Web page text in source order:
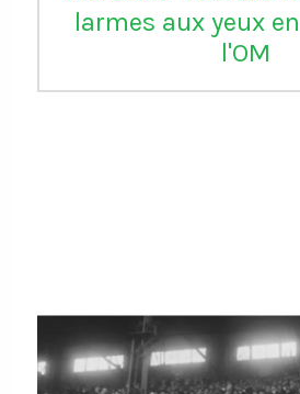
larmes aux yeux
l'OM